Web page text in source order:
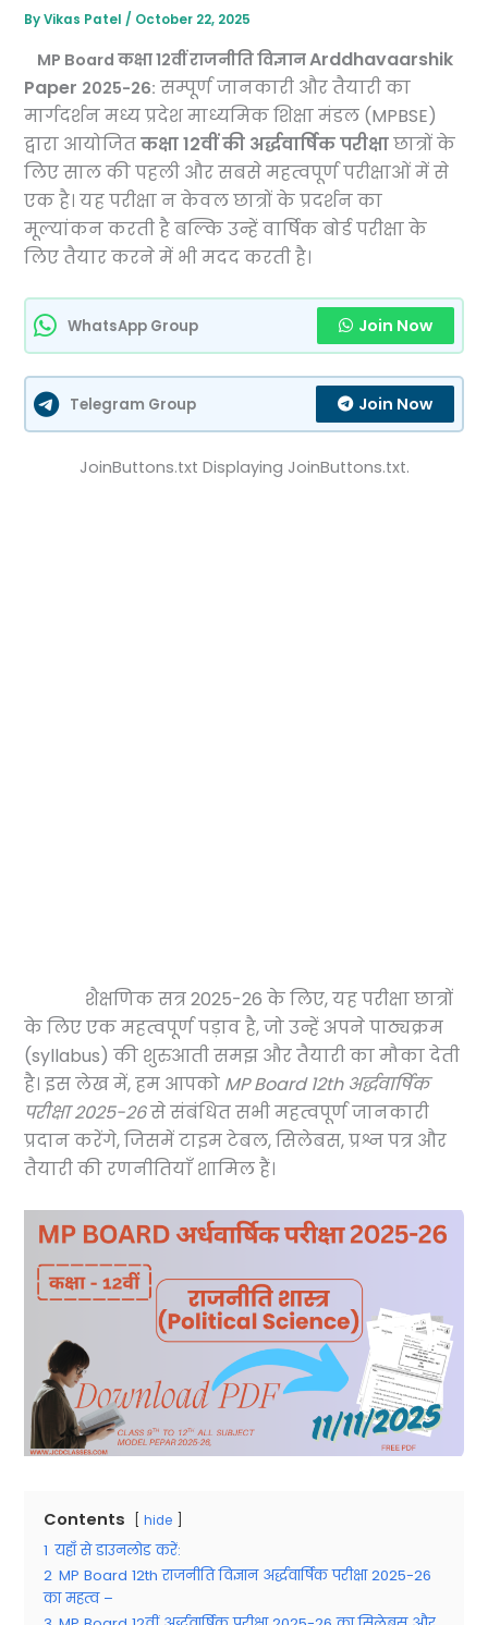
ByVikas Patel/ October 22, 2025
MP Board कक्षा 12वीं राजनीति विज्ञानArddhavaarshik
Paper 2025-26: सम्पूर्ण जानकारी और तैयारी का
मार्गदर्शन मध्य प्रदेश माध्यमिक शिक्षा मंडल (MPBSE)
द्वारा आयोजितकक्षा 12वीं की अर्द्धवार्षिक परीक्षाछात्रों के
लिए साल की पहली और सबसे महत्वपूर्ण परीक्षाओं में से
एक है। यह परीक्षा न केवल छात्रों के प्रदर्शन का
मूल्यांकन करती है बल्कि उन्हें वार्षिक बोर्ड परीक्षा के
लिए तैयार करने में भी मदद करती है।
WhatsApp Group Join Now
Telegram Group Join Now
JoinButtons.txt Displaying JoinButtons.txt.
शैक्षणिक सत्र 2025-26 के लिए, यह परीक्षा छात्रों
के लिए एक महत्वपूर्ण पड़ाव है, जो उन्हें अपने पाठ्यक्रम
(syllabus) की शुरुआती समझ और तैयारी का मौका देती
है। इस लेख में, हम आपको MP Board 12th अर्द्धवार्षिक
परीक्षा 2025-26से संबंधित सभी महत्वपूर्ण जानकारी
प्रदान करेंगे, जिसमें टाइम टेबल, सिलेबस, प्रश्न पत्र और
तैयारी की रणनीतियाँ शामिल हैं।
Contents hide
1 यहाँ से डाउनलोड करें:
2 MP Board 12th राजनीति विज्ञान अर्द्धवार्षिक परीक्षा 2025-26
का महत्व –